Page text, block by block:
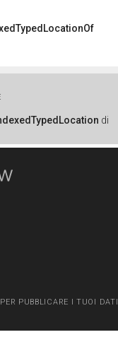
di
PUBBLICARE I TUOI DATI